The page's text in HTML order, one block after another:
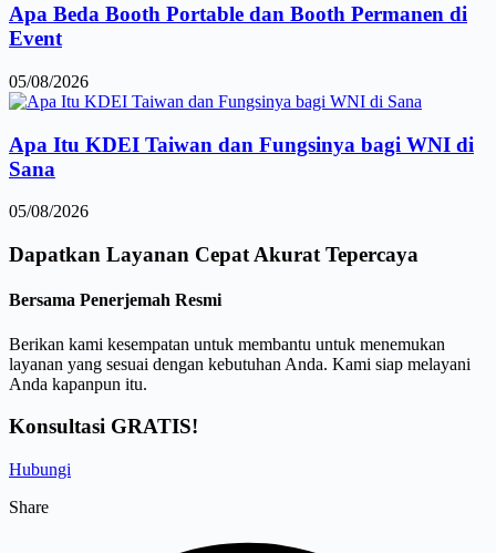
Apa Beda Booth Portable dan Booth Permanen di
Event
05/08/2026
Apa Itu KDEI Taiwan dan Fungsinya bagi WNI di
Sana
05/08/2026
Dapatkan Layanan Cepat Akurat Tepercaya
Bersama Penerjemah Resmi
Berikan kami kesempatan untuk membantu untuk menemukan
layanan yang sesuai dengan kebutuhan Anda. Kami siap melayani
Anda kapanpun itu.
Konsultasi GRATIS!
Hubungi
Share